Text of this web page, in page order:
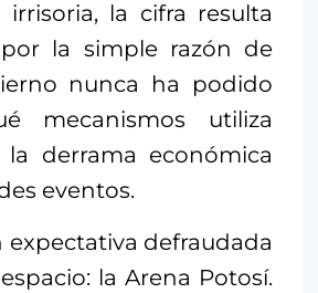
irrisoria, la cifra resulta
la simple razón de
nunca ha podido
mecanismos utiliza
derrama económica
eventos.
expectativa defraudada
la Arena Potosí.